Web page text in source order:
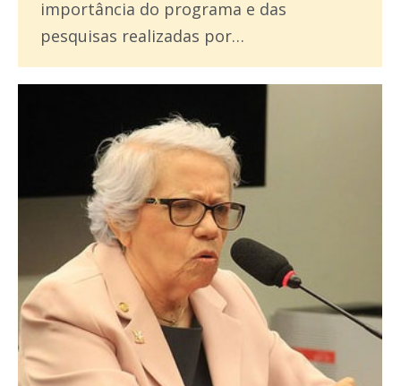
importância do programa e das
pesquisas realizadas por…